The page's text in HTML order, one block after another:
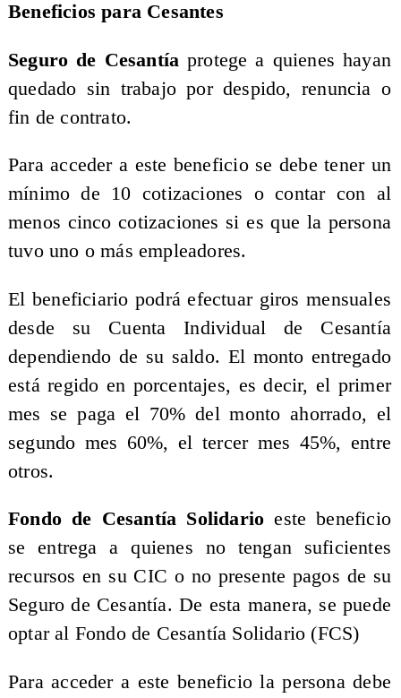
Beneficios para Cesantes
Seguro de Cesantíaprotege a quienes hayan
quedado sin trabajo por despido, renuncia o
fin de contrato.
Para acceder a este beneficio se debe tener un
mínimo de 10 cotizaciones o contar con al
menos cinco cotizaciones si es que la persona
tuvo uno o más empleadores.
El beneficiario podrá efectuar giros mensuales
desde su Cuenta Individual de Cesantía
dependiendo de su saldo. El monto entregado
está regido en porcentajes, es decir, el primer
mes se paga el 70% del monto ahorrado, el
segundo mes 60%, el tercer mes 45%, entre
otros.
Fondo de Cesantía Solidario este beneficio
se entrega a quienes no tengan suficientes
recursos en su CIC o no presente pagos de su
Seguro de Cesantía. De esta manera, se puede
optar al Fondo de Cesantía Solidario (FCS)
Para acceder a este beneficio la persona debe